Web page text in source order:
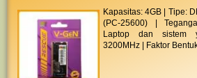
Kapasitas: 4GB | Tipe:
(PC-25600) |
Laptop dan sistem
3200MHz | Faktor